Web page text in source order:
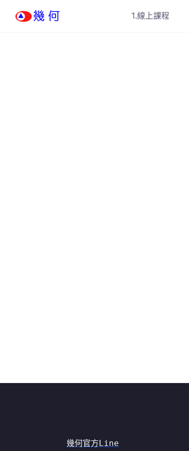
1.線上課程
幾何官方Line